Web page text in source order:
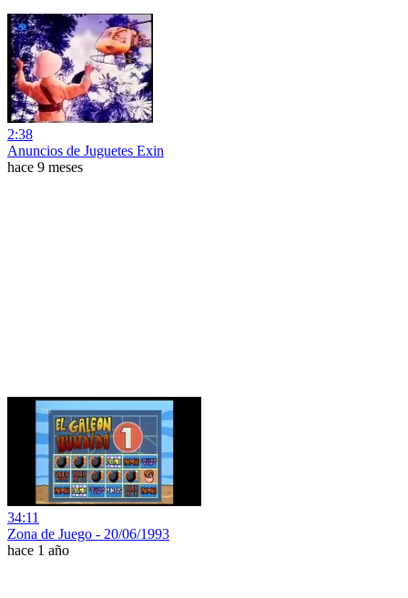
2:38
Anuncios de Juguetes Exin
hace 9 meses
34:11
Zona de Juego - 20/06/1993
hace 1 año